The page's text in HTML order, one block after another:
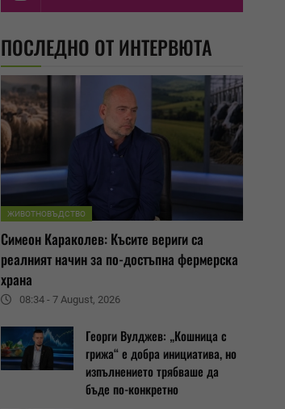
ПОСЛЕДНО ОТ ИНТЕРВЮТА
ЖИВОТНОВЪДСТВО
Симеон Караколев: Късите вериги са
реалният начин за по-достъпна фермерска
храна
08:34 - 7 August, 2026
Георги Вулджев: „Кошница с
грижа“ е добра инициатива, но
изпълнението трябваше да
бъде по-конкретно